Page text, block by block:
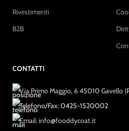
Rivestimenti
B2B
CONTATTI
Via Primo Maggio, 6 45010 Gavello
Telefono/Fax: 0425-1520002
Email: info@fooddycoat.it